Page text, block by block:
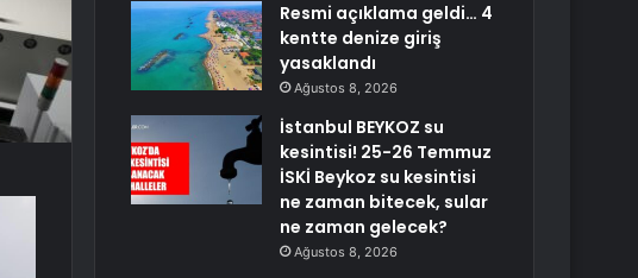
Resmi açıklama geldi… 4
kentte denize giriş
yasaklandı
Ağustos 8, 2026
İstanbul BEYKOZ su
kesintisi! 25-26 Temmuz
İSKİ Beykoz su kesintisi
ne zaman bitecek, sular
ne zaman gelecek?
Ağustos 8, 2026